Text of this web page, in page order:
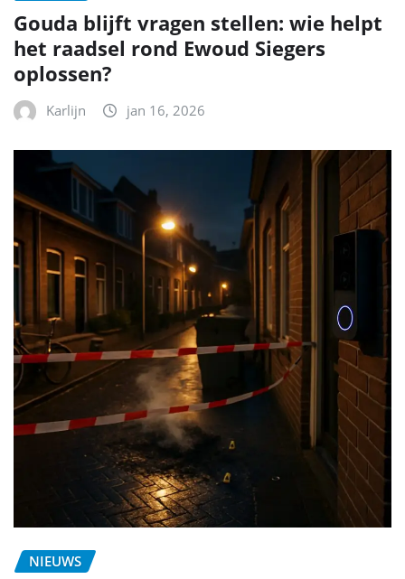
Gouda blijft vragen stellen: wie helpt
het raadsel rond Ewoud Siegers
oplossen?
Karlijn jan 16, 2026
NIEUWS